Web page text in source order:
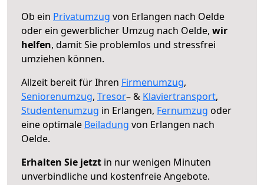
Ob ein Privatumzug von Erlangen nach Oelde
oder ein gewerblicher Umzug nach Oelde, wir
helfen, damit Sie problemlos und stressfrei
umziehen können.
Allzeit bereit für Ihren Firmenumzug,
Seniorenumzug, Tresor– & Klaviertransport,
Studentenumzug in Erlangen, Fernumzug oder
eine optimale Beiladung von Erlangen nach
Oelde.
Erhalten Sie jetzt in nur wenigen Minuten
unverbindliche und kostenfreie Angebote.